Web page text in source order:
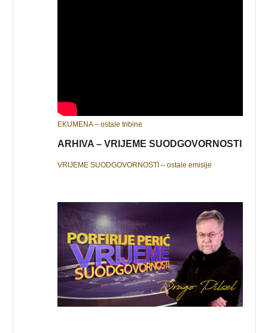
EKUMENA – ostale tribine
ARHIVA – VRIJEME SUODGOVORNOSTI
VRIJEME SUODGOVORNOSTI – ostale emisije